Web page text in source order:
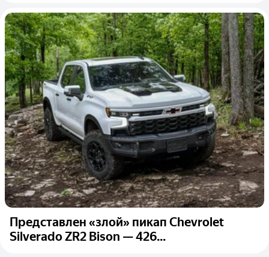
Представлен «злой» пикап Chevrolet
Silverado ZR2 Bison — 426...